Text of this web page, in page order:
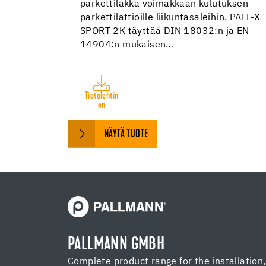
parkettilakka voimakkaan kulutuksen
parkettilattioille liikuntasaleihin. PALL-X
SPORT 2K täyttää DIN 18032:n ja EN
14904:n mukaisen…
Tietolehtin
en
NÄYTÄ TUOTE
PALLMANN GMBH
Complete product range for the